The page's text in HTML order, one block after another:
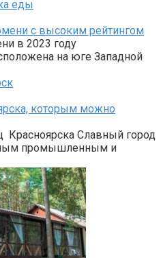
с высоким рейтингом
в 2023 году
на юге Западной
которым можно
Красноярска Славный город
промышленным и